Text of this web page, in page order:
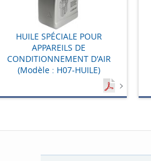
HUILE SPÉCIALE POUR
APPAREILS DE
CONDITIONNEMENT D'AIR
(Modèle : H07-HUILE)